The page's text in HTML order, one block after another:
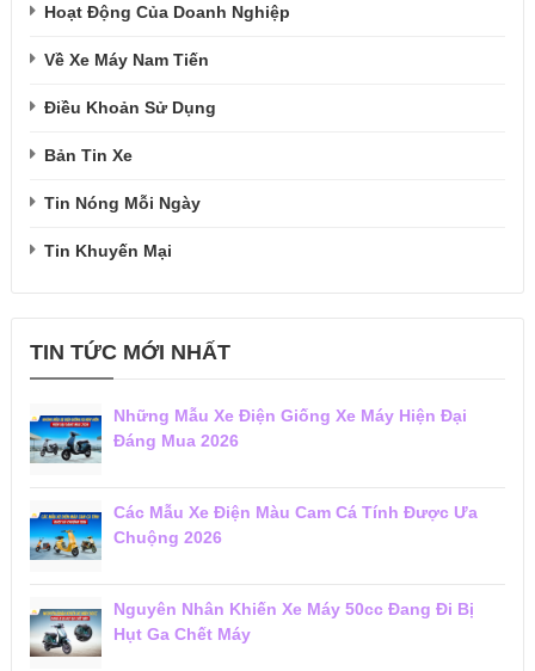
Hoạt Động Của Doanh Nghiệp
Về Xe Máy Nam Tiến
Điều Khoản Sử Dụng
Bản Tin Xe
Tin Nóng Mỗi Ngày
Tin Khuyến Mại
TIN TỨC MỚI NHẤT
Những Mẫu Xe Điện Giống Xe Máy Hiện Đại
Đáng Mua 2026
Các Mẫu Xe Điện Màu Cam Cá Tính Được Ưa
Chuộng 2026
Nguyên Nhân Khiến Xe Máy 50cc Đang Đi Bị
Hụt Ga Chết Máy